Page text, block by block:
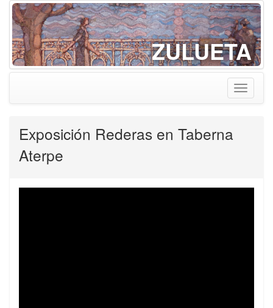
ZULUETA
Toggle
Exposición Rederas en Taberna
Aterpe